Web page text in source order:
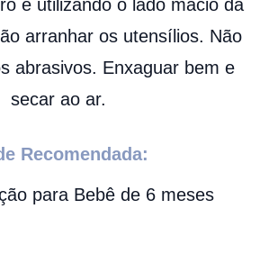
e utilizando o lado macio da
arranhar os utensílios. Não
abrasivos. Enxaguar bem e
secar ao ar.
Recomendada:
para Bebê de 6 meses